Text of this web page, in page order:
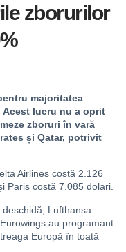
zborurilor
majoritatea
Acest lucru nu a oprit
zboruri în vară
și Qatar, potrivit
Airlines costă 2.126
Paris costă 7.085 dolari.
Lufthansa
au programant
Europă în toată